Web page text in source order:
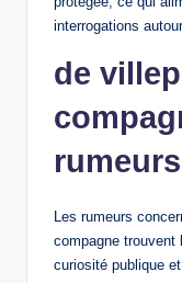
interrogations
de
rumeurs
Les rumeurs
compagne trouvent
curiosité publique